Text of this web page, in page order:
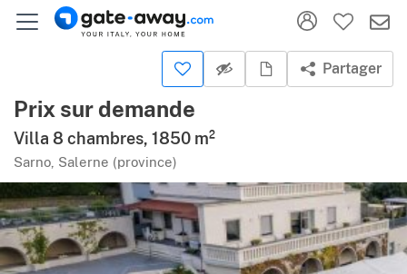
Partager
Prix sur demande
Villa 8 chambres, 1850 m²
Sarno, Salerne (province)